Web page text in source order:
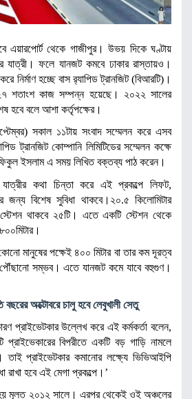
এয়ারপোর্ট থেকে গাজীপুর। উভয় দিকে ঘণ্টায়
যাত্রী। ফলে যানজট কমবে ঢাকার রাস্তায়ও।
নির্মাণ হচ্ছে বাস র‌্যাপিড ট্রানজিট (বিআরটি)।
শতাংশ কাজ সম্পন্ন হয়েছে। ২০২২ সালের
হবে বলে আশা কর্তৃপক্ষের।
সকাল ১১টায় সংবাদ সম্মেলন করে এসব
ট্রানজিট কোম্পানি লিমিটিডের সম্মেলন কক্ষে
ইসলাম এ সময় লিখিত বক্তব্য পাঠ করেন।
যাত্রীর কথা চিন্তা করে এই প্রকল্পে লিফট,
বিশেষ সুবিধা থাকবে।২০.৫ কিলোমিটার
স্টেশন থাকবে ২৫টি। এতে একটি স্টেশন থেকে
মানুষের পক্ষেই ৪০০ মিটার বা তার কম দূরত্ব
পৌঁছানো সম্ভব। এতে যানজট কমে যাবে বহুগুণ।
বছরের অক্টোবরে চালু হবে লেবুখালী সেতু
প্রাইভেটকার উল্লেখ করে এই কর্মকর্তা বলেন,
প্রাইভেকারের বিপরীতে একটি বড় গাড়ি নামলে
তাই প্রাইভেটকার কমানোর লক্ষ্যে ভিভিআইপি
রাখা হবে এই মেগা প্রকল্পে।’
মূলত ২০১২ সালে। এরপর থেকেই ওই অঞ্চলের